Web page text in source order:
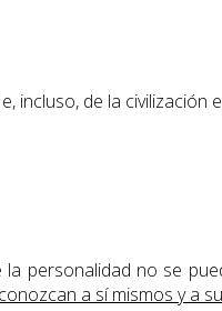
e, incluso, de la civilización
personalidad no se
a sí mismos y a